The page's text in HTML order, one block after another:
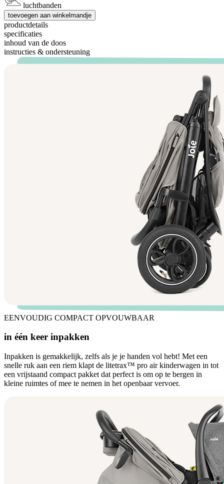
luchtbanden
toevoegen aan winkelmandje
productdetails
specificaties
inhoud van de doos
instructies & ondersteuning
EENVOUDIG COMPACT OPVOUWBAAR
in één keer inpakken
Inpakken is gemakkelijk, zelfs als je je handen vol hebt! Met een
snelle ruk aan een riem klapt de litetrax™ pro air kinderwagen in tot
een vrijstaand compact pakket dat perfect is om op te bergen in
kleine ruimtes of mee te nemen in het openbaar vervoer.